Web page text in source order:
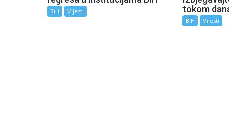
BiH Vijesti
tokom
BiH Vijesti